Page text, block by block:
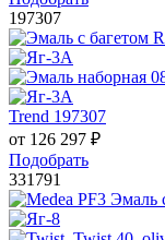
197307
Trend 197307
от 126 297 ₽
Подобрать
331791